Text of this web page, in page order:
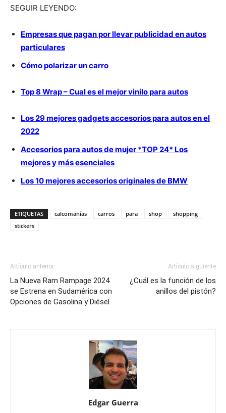
SEGUIR LEYENDO:
Empresas que pagan por llevar publicidad en autos
particulares
Cómo polarizar un carro
Top 8 Wrap – Cual es el mejor vinilo para autos
Los 29 mejores gadgets accesorios para autos en el
2022
Accesorios para autos de mujer *TOP 24* Los
mejores y más esenciales
Los 10 mejores accesorios originales de BMW
ETIQUETAS calcomanías carros para shop
shopping
stickers
Artículo anterior
La Nueva Ram Rampage 2024
se Estrena en Sudamérica con
Opciones de Gasolina y Diésel
Artículo siguiente
¿Cuál es la función de los
anillos del pistón?
Edgar Guerra